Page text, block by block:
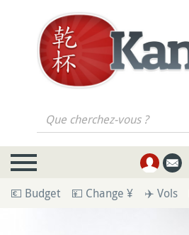
Que cherchez-vous ?
💶 Budget 💴 Change ¥ ✈️ Vols